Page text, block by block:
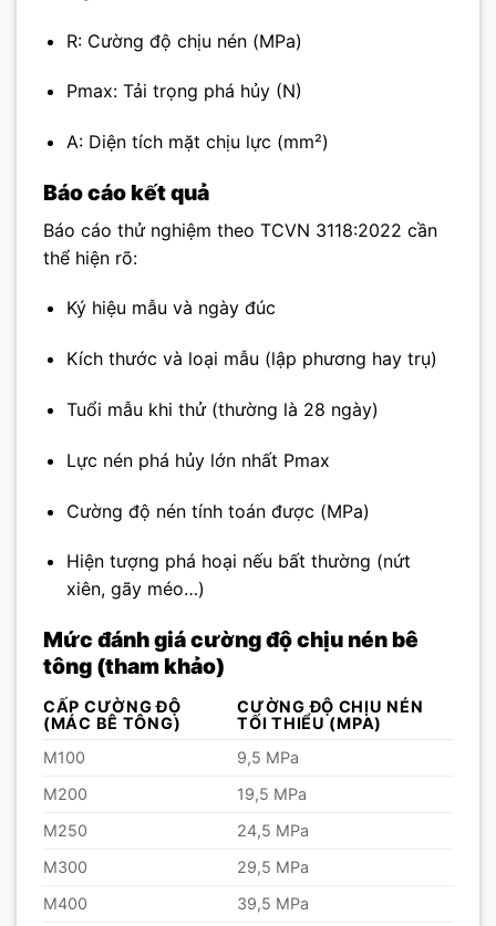
R: Cường độ chịu nén (MPa)
Pmax: Tải trọng phá hủy (N)
A: Diện tích mặt chịu lực (mm²)
Báo cáo kết quả
Báo cáo thử nghiệm theo TCVN 3118:2022 cần
thể hiện rõ:
Ký hiệu mẫu và ngày đúc
Kích thước và loại mẫu (lập phương hay trụ)
Tuổi mẫu khi thử (thường là 28 ngày)
Lực nén phá hủy lớn nhất Pmax
Cường độ nén tính toán được (MPa)
Hiện tượng phá hoại nếu bất thường (nứt
xiên, gãy méo…)
Mức đánh giá cường độ chịu nén bê
tông (tham khảo)
CẤP CƯỜNG ĐỘ
(MÁC BÊ TÔNG)
CƯỜNG ĐỘ CHỊU NÉN
TỐI THIỂU (MPA)
M100
9,5 MPa
M200
19,5 MPa
M250
24,5 MPa
M300
29,5 MPa
M400
39,5 MPa